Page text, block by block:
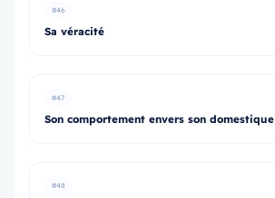
#46
Sa véracité
#47
Son comportement envers son domestique
#48